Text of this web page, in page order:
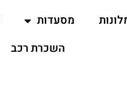
מסעדות
השכרת רכב